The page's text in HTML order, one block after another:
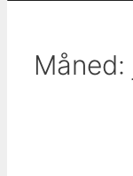
Måned: